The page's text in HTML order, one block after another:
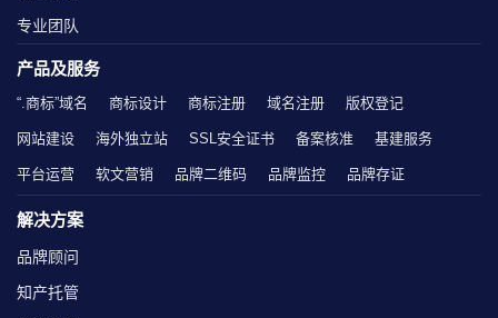
专业团队
产品及服务
“.商标”域名 商标设计 商标注册 域名注册 版权登记
网站建设 海外独立站 SSL安全证书 备案核准 基建服务
平台运营 软文营销 品牌二维码 品牌监控 品牌存证
解决方案
品牌顾问
知产托管